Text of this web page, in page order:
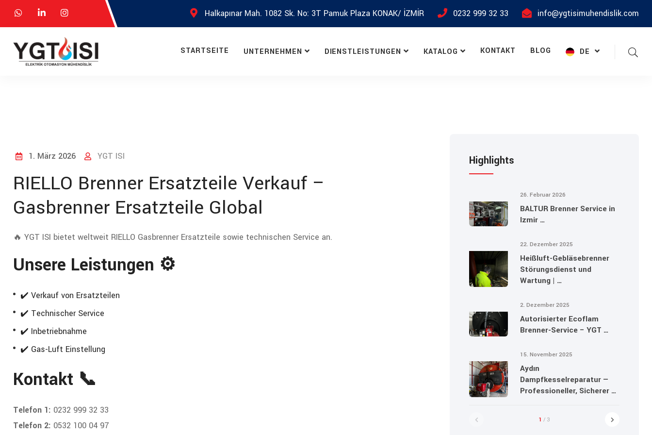
Halkapınar Mah. 1082 Sk. No: 3T Pamuk Plaza KONAK/ İZMİR 0232 999 32 33 info@ygtisimuhendislik.com
STARTSEITE UNTERNEHMEN DIENSTLEISTUNGEN KATALOG KONTAKT BLOG DE
1. März 2026 YGT ISI
RIELLO Brenner Ersatzteile Verkauf –
Gasbrenner Ersatzteile Global
🔥 YGT ISI bietet weltweit RIELLO Gasbrenner Ersatzteile sowie technischen Service an.
Unsere Leistungen ⚙️
✔️ Verkauf von Ersatzteilen
✔️ Technischer Service
✔️ Inbetriebnahme
✔️ Gas-Luft Einstellung
Kontakt 📞
Telefon 1: 0232 999 32 33
Telefon 2: 0532 100 04 97
Highlights
26. Februar 2026
BALTUR Brenner Service in
Izmir …
22. Dezember 2025
Heißluft-Gebläsebrenner
Störungsdienst und
Wartung | …
2. Dezember 2025
Autorisierter Ecoflam
Brenner-Service – YGT …
15. November 2025
Aydın
Dampfkesselreparatur —
Professioneller, Sicherer …
1 / 3